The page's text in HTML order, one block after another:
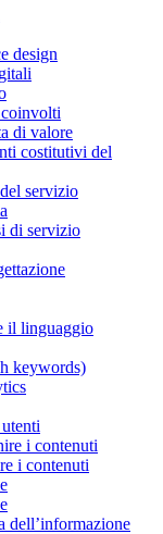
design
di valore
costitutivi del
servizio
di servizio
il linguaggio
keywords)
i contenuti
i contenuti
dell’informazione